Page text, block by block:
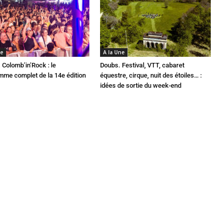
: le
complet de la 14e édition
A la Une
Doubs. Festival, VTT, cabaret
équestre, cirque, nuit des étoiles… :
idées de sortie du week-end